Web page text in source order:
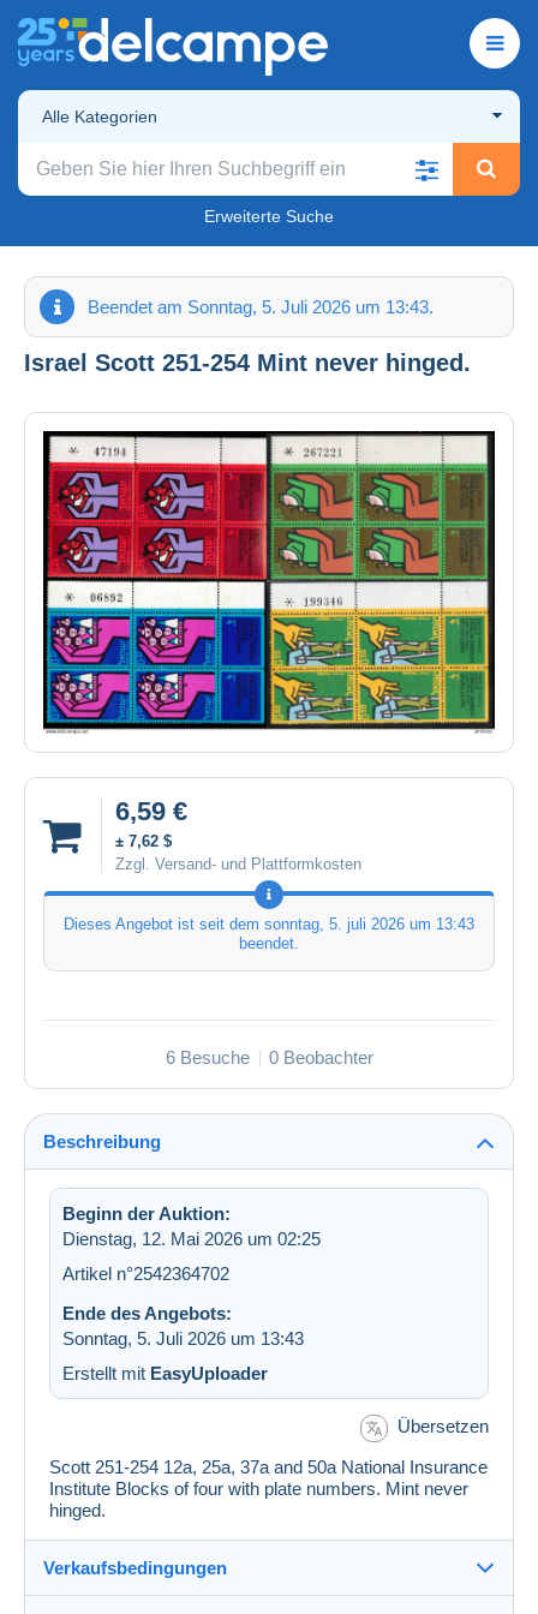
Alle Kategorien
Erweiterte Suche
Beendet am Sonntag, 5. Juli 2026 um 13:43.
Israel Scott 251-254 Mint never hinged.
6,59 €
± 7,62 $
Zzgl. Versand- und Plattformkosten
Dieses Angebot ist seit dem sonntag, 5. juli 2026 um 13:43
beendet.
6 Besuche 0 Beobachter
Beschreibung
Beginn der Auktion:
Dienstag, 12. Mai 2026 um 02:25
Artikel n°2542364702
Ende des Angebots:
Sonntag, 5. Juli 2026 um 13:43
Erstellt mit EasyUploader
Übersetzen
Scott 251-254 12a, 25a, 37a and 50a National Insurance
Institute Blocks of four with plate numbers. Mint never
hinged.
Verkaufsbedingungen